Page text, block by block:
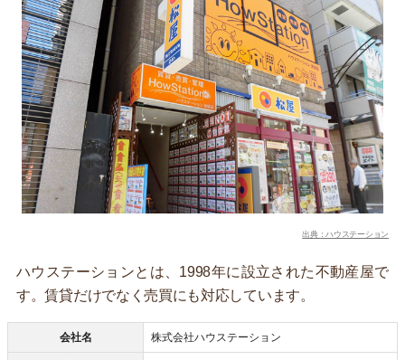
出典：ハウステーション
ハウステーションとは、1998年に設立された不動産屋で
す。賃貸だけでなく売買にも対応しています。
会社名 株式会社ハウステーション